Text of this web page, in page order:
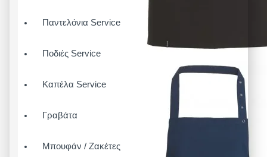
Παντελόνια Service
Ποδιές Service
Καπέλα Service
Γραβάτα
Μπουφάν / Ζακέτες